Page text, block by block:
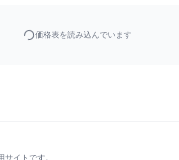
価格表を読み込んでいます
イトです。